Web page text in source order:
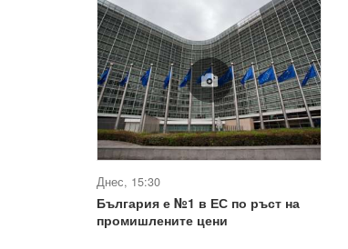
Днес, 15:30
България е №1 в ЕС по ръст на
промишлените цени